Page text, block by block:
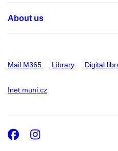
About us
Mail M365 Library Digital
Inet.muni.cz
Facebook
Instagram